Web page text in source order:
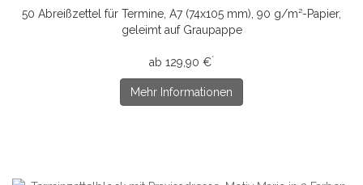
50 Abreißzettel für Termine, A7 (74x105 mm), 90 g/m²-Papier,
geleimt auf Graupappe
ab 129,90 €*
Mehr Informationen